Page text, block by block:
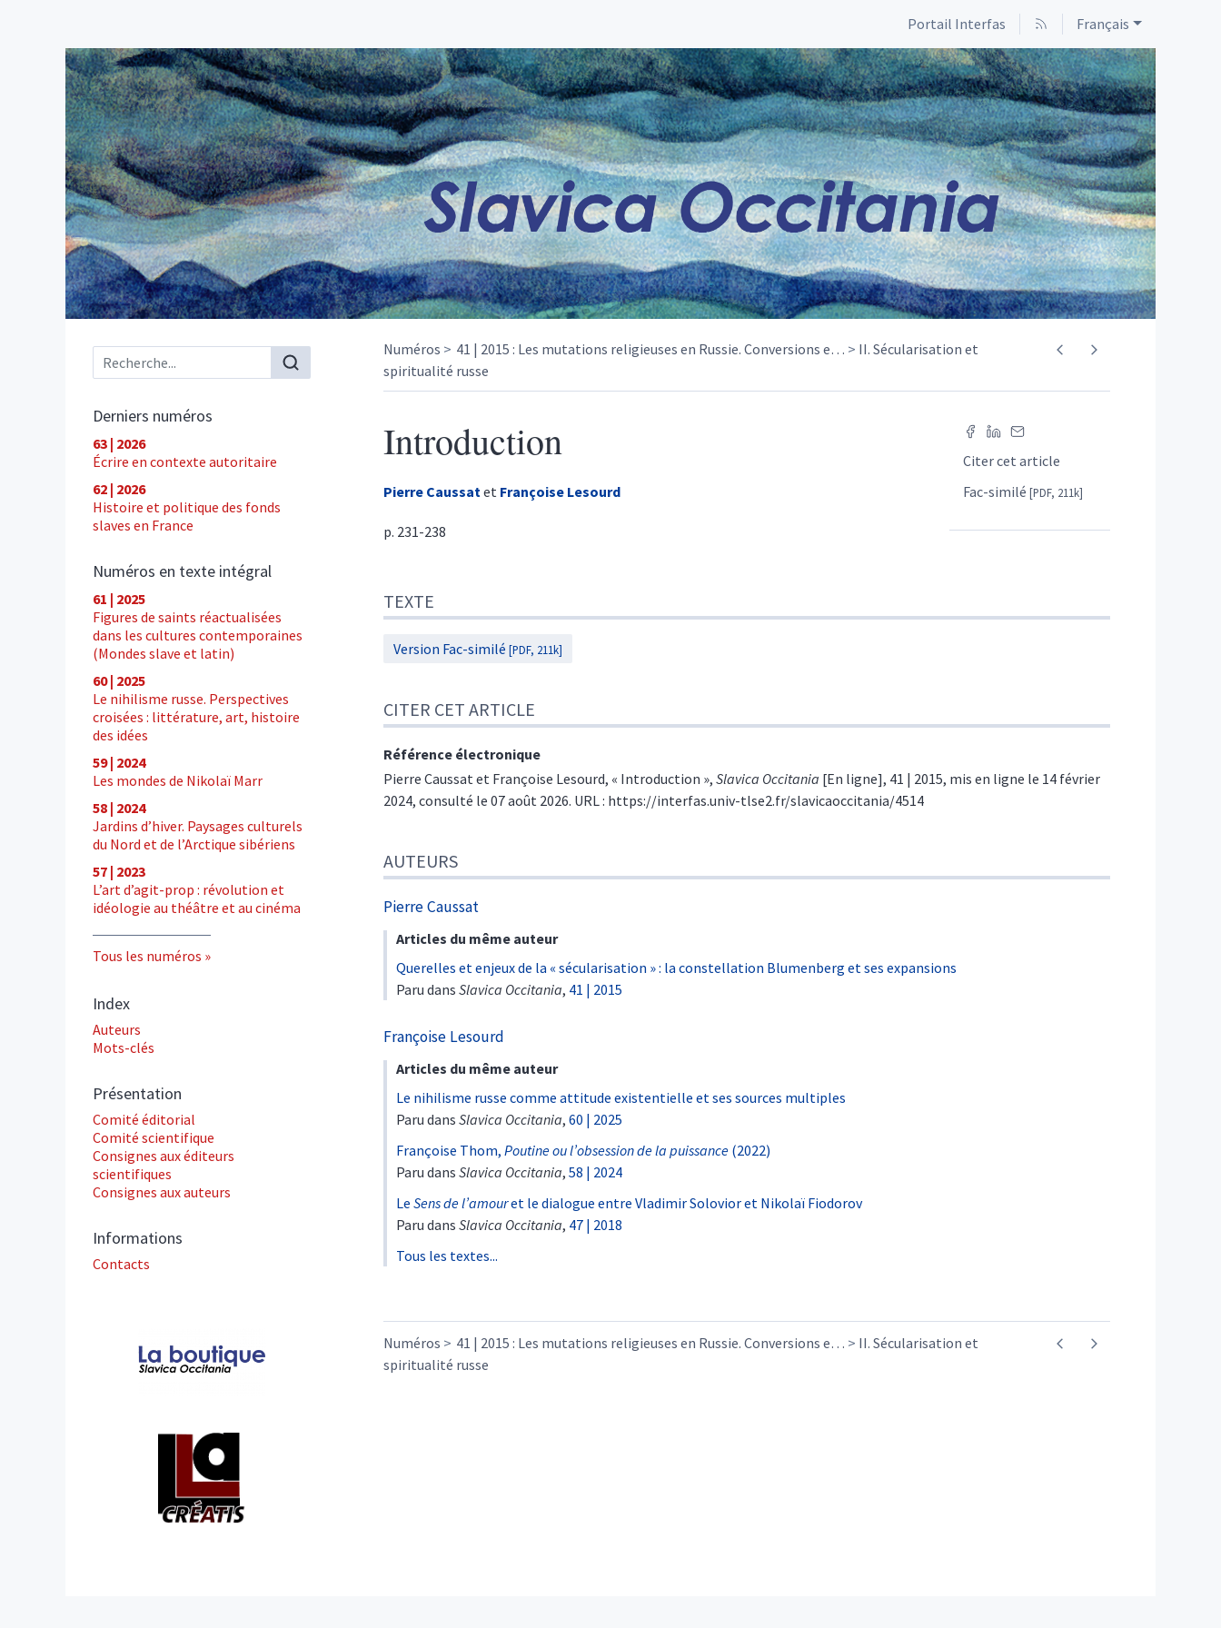
Portail Interfas Français
Menu principal
Derniers numéros
63 | 2026
Écrire en contexte autoritaire
62 | 2026
Histoire et politique des fonds
slaves en France
Numéros en texte intégral
61 | 2025
Figures de saints réactualisées
dans les cultures contemporaines
(Mondes slave et latin)
60 | 2025
Le nihilisme russe. Perspectives
croisées : littérature, art, histoire
des idées
59 | 2024
Les mondes de Nikolaï Marr
58 | 2024
Jardins d’hiver. Paysages culturels
du Nord et de l’Arctique sibériens
57 | 2023
L’art d’agit-prop : révolution et
idéologie au théâtre et au cinéma
Tous les numéros
Index
Auteurs
Mots-clés
Présentation
Comité éditorial
Comité scientifique
Consignes aux éditeurs
scientifiques
Consignes aux auteurs
Informations
Contacts
Numéros 41 | 2015 : Les mutations religieuses en Russie. Conversions e…
II. Sécularisation et
spiritualité russe
Citer cet article
Fac-similé [PDF, 211k]
Introduction
Pierre Caussat et Françoise Lesourd
p. 231-238
Citer cet article
Auteurs
TEXTE
Version Fac-similé [PDF, 211k]
CITER CET ARTICLE
Référence électronique
Pierre Caussat et Françoise Lesourd, « Introduction », Slavica Occitania [En ligne], 41 | 2015, mis en ligne le 14 février
2024, consulté le 07 août 2026. URL : https://interfas.univ-tlse2.fr/slavicaoccitania/4514
AUTEURS
PierreCaussat
Articles du même auteur
Querelles et enjeux de la « sécularisation »: la constellation Blumenberg et ses expansions
Paru dans Slavica Occitania, 41 | 2015
Françoise Lesourd
Articles du même auteur
Le nihilisme russe comme attitude existentielle et ses sources multiples
Paru dans Slavica Occitania, 60 | 2025
Françoise Thom, Poutine ou l’obsession de la puissance (2022)
Paru dans Slavica Occitania, 58 | 2024
Le Sens de l’amouret le dialogue entre Vladimir Solovior et Nikolaï Fiodorov
Paru dans Slavica Occitania, 47 | 2018
Tous les textes...
Numéros 41 | 2015 : Les mutations religieuses en Russie. Conversions e…
II. Sécularisation et
spiritualité russe